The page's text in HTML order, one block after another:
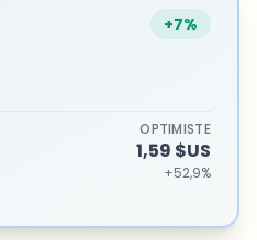
+7%
OPTIMISTE
1,59 $US
+52,9%